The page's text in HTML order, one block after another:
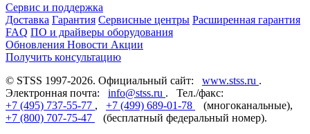
Сервис и поддержка
Доставка Гарантия Сервисные центры Расширенная гарантия
FAQ ПО и драйверы оборудования
Обновления Новости Акции
Получить консультацию
© STSS 1997-2026. Официальный сайт: www.stss.ru .
Электронная почта: info@stss.ru . Тел./факс:
+7 (495) 737-55-77 , +7 (499) 689-01-78
(многоканальные),
+7 (800) 707-75-47
(бесплатный федеральный номер).